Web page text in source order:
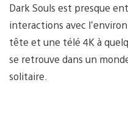
Dark Souls est presque
interactions avec
tête et une télé 4K à
se retrouve dans un
solitaire.